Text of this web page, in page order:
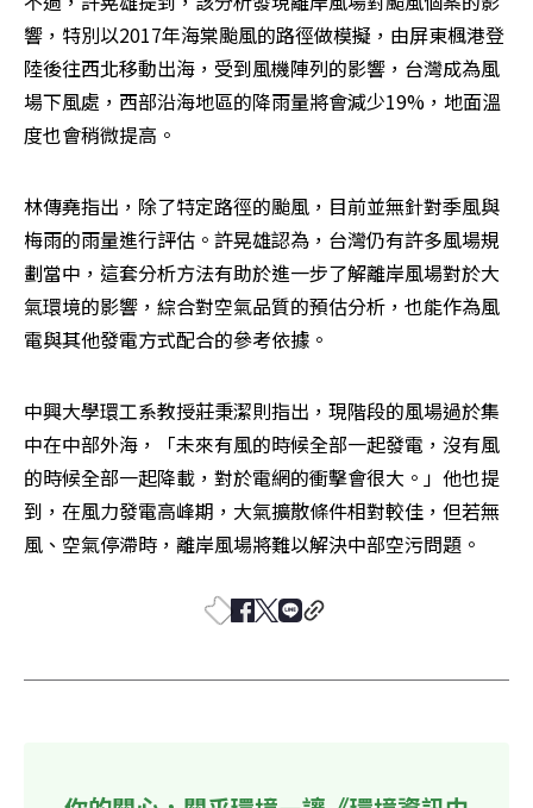
響，特別以2017年海棠颱風的路徑做模擬，由屏東楓港登
陸後往西北移動出海，受到風機陣列的影響，台灣成為風
場下風處，西部沿海地區的降雨量將會減少19%，地面溫
度也會稍微提高。
林傳堯指出，除了特定路徑的颱風，目前並無針對季風與
梅雨的雨量進行評估。許晃雄認為，台灣仍有許多風場規
劃當中，這套分析方法有助於進一步了解離岸風場對於大
氣環境的影響，綜合對空氣品質的預估分析，也能作為風
電與其他發電方式配合的參考依據。
中興大學環工系教授莊秉潔則指出，現階段的風場過於集
中在中部外海，「未來有風的時候全部一起發電，沒有風
的時候全部一起降載，對於電網的衝擊會很大。」他也提
到，在風力發電高峰期，大氣擴散條件相對較佳，但若無
風、空氣停滯時，離岸風場將難以解決中部空污問題。